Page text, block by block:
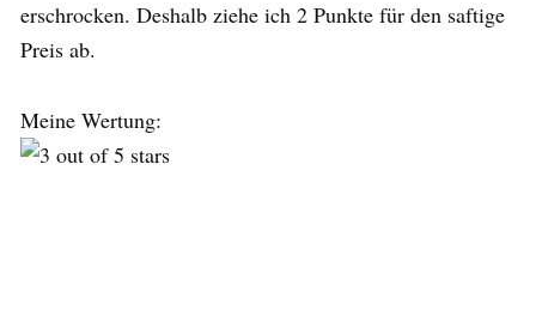
erschrocken. Deshalb ziehe ich 2 Punkte für den saftige
Preis ab.
Meine Wertung: